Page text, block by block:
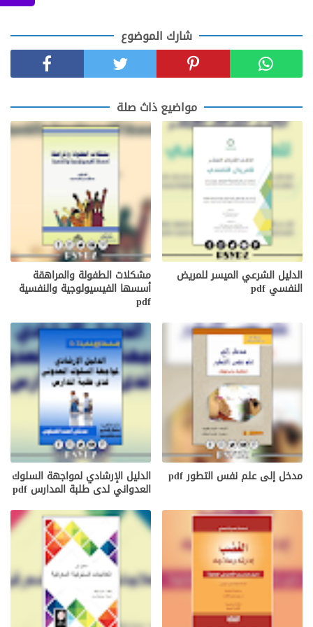
شارك الموضوع
مواضيع ذاث صلة
الدليل الشرعي الميسر للمريض
النفسي pdf
مشكلات الطفولة والمراهقة
أسسها الفيسيولوجية والنفسية
pdf
مدخل إلى علم نفس التطور pdf الدليل الإرشادي لمواجهة السلوك
العدواني لدى طلبة المدارس pdf